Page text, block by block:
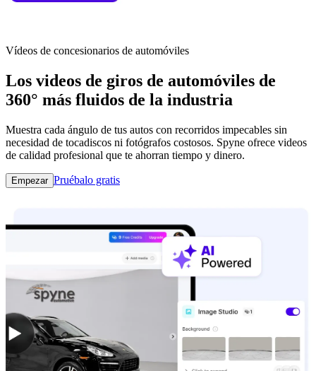
Vídeos de concesionarios de automóviles
Los videos de giros de automóviles de
360° más fluidos de la industria
Muestra cada ángulo de tus autos con recorridos impecables sin
necesidad de tocadiscos ni fotógrafos costosos. Spyne ofrece videos
de calidad profesional que te ahorran tiempo y dinero.
Empezar Pruébalo gratis